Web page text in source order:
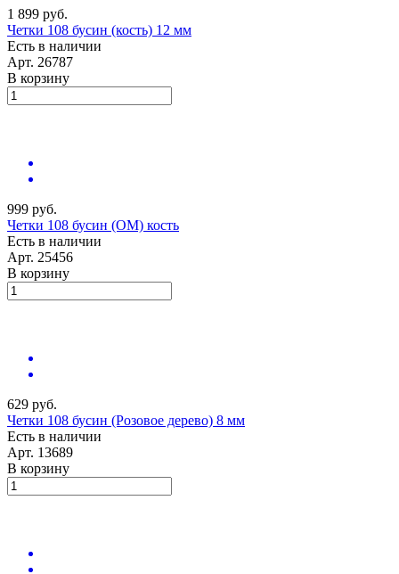
1 899 руб.
Четки 108 бусин (кость) 12 мм
Есть в наличии
Арт. 26787
В корзину
999 руб.
Четки 108 бусин (ОМ) кость
Есть в наличии
Арт. 25456
В корзину
629 руб.
Четки 108 бусин (Розовое дерево) 8 мм
Есть в наличии
Арт. 13689
В корзину